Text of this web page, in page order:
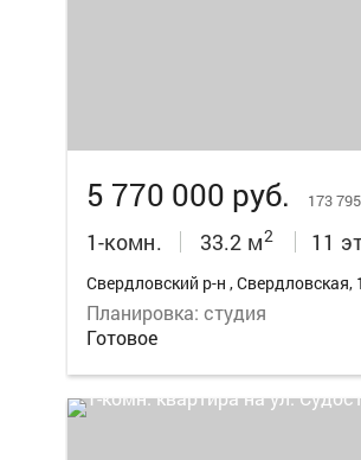
5 770 000 руб. 173
1-комн. 33.2 м2 11
Свердловский р-н , Свердловская,
Планировка: студия
Готовое